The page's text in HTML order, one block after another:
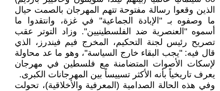
الذين وقعوا رسالة مفتوحة تتهم المهرجان بالصمت حيال
ما وصفوه بـ "الإبادة الجماعية" في غزة، وانتقدوا ما
أسموه "العنصرية ضد الفلسطينيين". وزاد التوتر عقب
تصريح رئيس لجنة التحكيم، المخرج فيم فيندرز، الذي
قال فيه: "يجب البقاء خارج السياسة"، وهو ما عد محاولة
لإسكات الأصوات المتضامنة مع فلسطين في مهرجان
يعرف تاريخياً بأنه الأكثر تسييساً بين المهرجانات الكبرى.
وفي هذه الحالة الصدامية (المعرفية والأخلاقية)، تحولت